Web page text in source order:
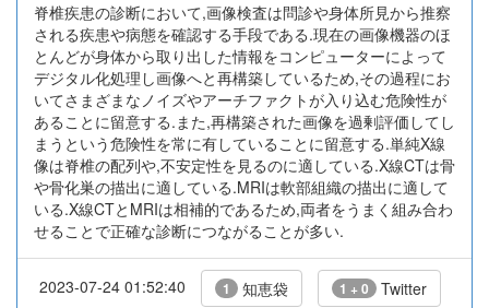
脊椎疾患の診断において,画像検査は問診や身体所見から推察
される疾患や病態を確認する手段である.現在の画像機器のほ
とんどが身体から取り出した情報をコンピューターによって
デジタル化処理し画像へと再構築しているため,その過程にお
いてさまざまなノイズやアーチファクトが入り込む危険性が
あることに留意する.また,再構築された画像を過剰評価してし
まうという危険性を常に有していることに留意する.単純X線
像は脊椎の配列や,不安定性を見るのに適している.X線CTは骨
や骨化巣の描出に適している.MRIは軟部組織の描出に適して
いる.X線CTとMRIは相補的であるため,両者をうまく組み合わ
せることで正確な診断につながることが多い.
2023-07-24 01:52:40 1 知恵袋 1 + 0 Twitter